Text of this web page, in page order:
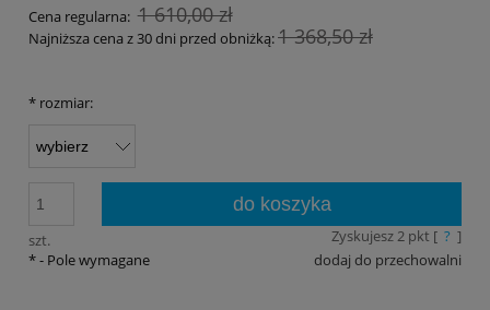
Cena regularna: 1 610,00 zł
Najniższa cena z 30 dni przed obniżką:1 368,50 zł
* rozmiar:
szt.
do koszyka
Zyskujesz2pkt [ ? ]
dodaj do przechowalni
*- Pole wymagane